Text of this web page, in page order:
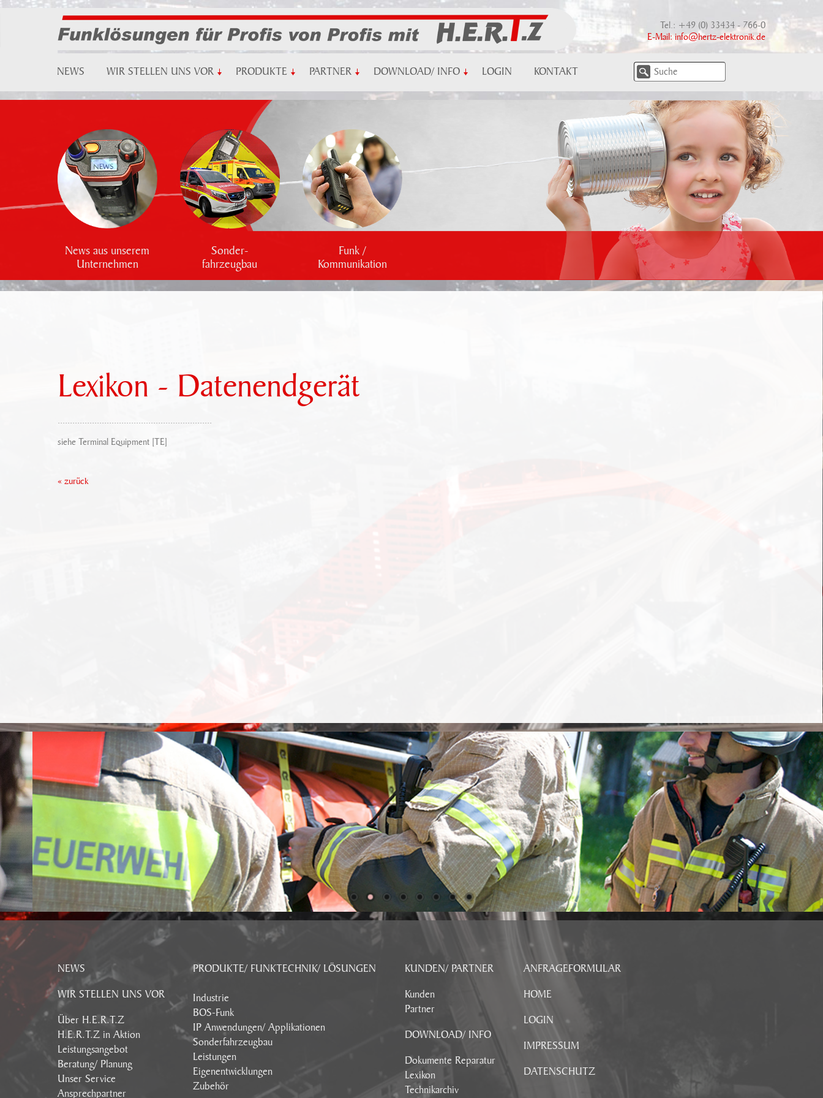
Tel.: +49 (0) 33434 - 766-0
E-Mail: info@hertz-elektronik.de
NEWS WIR STELLEN UNS VOR PRODUKTE PARTNER DOWNLOAD/ INFO LOGIN KONTAKT
News aus unserem
Unternehmen
Sonder-
fahrzeugbau
Funk /
Kommunikation
Lexikon - Datenendgerät
siehe Terminal Equipment [TE]
« zurück
NEWS
WIR STELLEN UNS VOR
Über H.E.R.T.Z
H.E.R.T.Z in Aktion
Leistungsangebot
Beratung/ Planung
Unser Service
Ansprechpartner
PRODUKTE/ FUNKTECHNIK/ LÖSUNGEN
Industrie
BOS-Funk
IP Anwendungen/ Applikationen
Sonderfahrzeugbau
Leistungen
Eigenentwicklungen
Zubehör
KUNDEN/ PARTNER
Kunden
Partner
DOWNLOAD/ INFO
Dokumente Reparatur
Lexikon
Technikarchiv
ANFRAGEFORMULAR
HOME
LOGIN
IMPRESSUM
DATENSCHUTZ